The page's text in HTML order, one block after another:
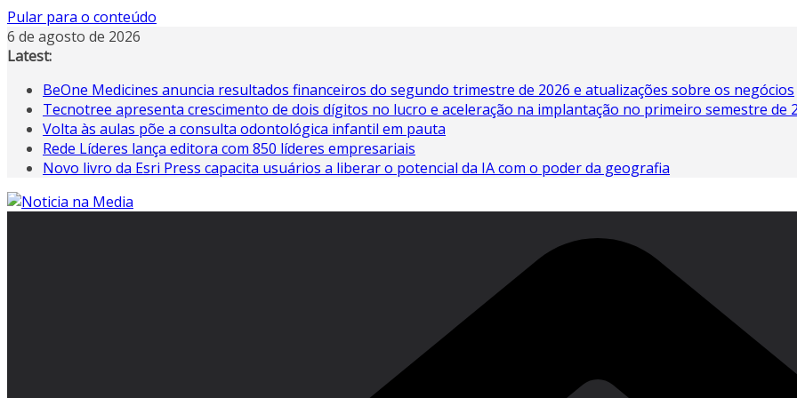
Pular para o conteúdo
6 de agosto de 2026
Latest:
BeOne Medicines anuncia resultados financeiros do segundo trimestre de 2026 e atualizações sobre os negócios
Tecnotree apresenta crescimento de dois dígitos no lucro e aceleração na implantação no primeiro semestre de
Volta às aulas põe a consulta odontológica infantil em pauta
Rede Líderes lança editora com 850 líderes empresariais
Novo livro da Esri Press capacita usuários a liberar o potencial da IA ​​com o poder da geografia